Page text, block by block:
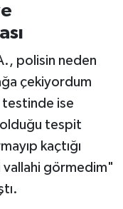
polisin neden
çekiyordum
testinde ise
tespit
kaçtığı
vallahi görmedim"